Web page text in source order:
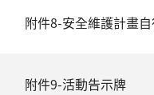
附件8-安全維護計畫
附件9-活動告示牌